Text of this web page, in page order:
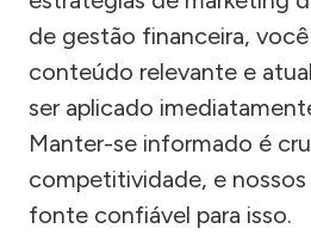
de gestão financeira,
conteúdo relevante e
ser aplicado
Manter-se informado é
competitividade, e
fonte confiável para isso.